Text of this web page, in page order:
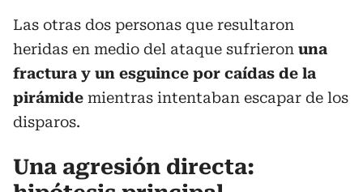
Las otras dos personas que resultaron
heridas en medio del ataque sufrieron una
fractura y un esguince por caídas de la
pirámide mientras intentaban escapar de los
disparos.
Una agresión directa: